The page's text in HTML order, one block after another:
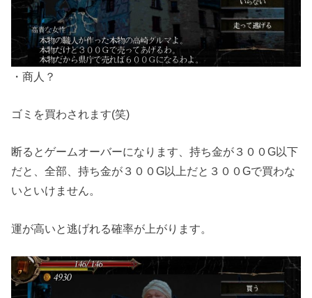
・商人？
ゴミを買わされます(笑)
断るとゲームオーバーになります、持ち金が３００G以下
だと、全部、持ち金が３００G以上だと３００Gで買わな
いといけません。
運が高いと逃げれる確率が上がります。